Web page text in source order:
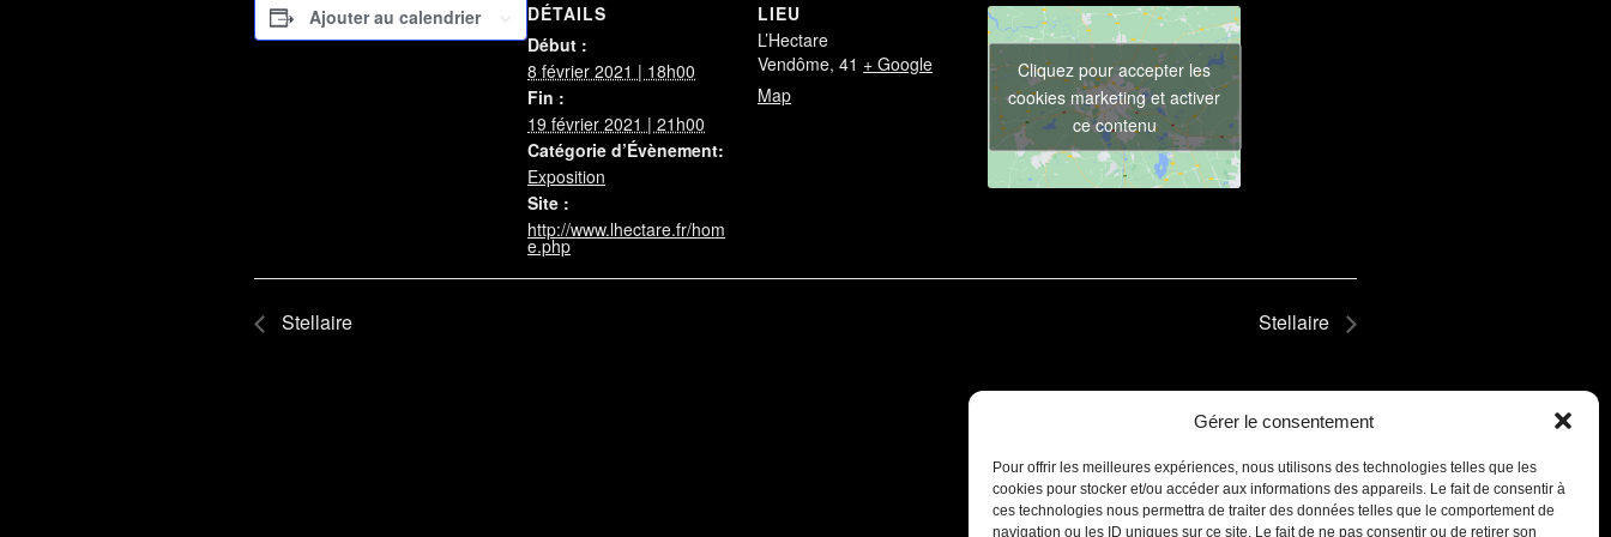
Gérer le consentement
Pour offrir les meilleures expériences, nous utilisons des technologies telles que les
cookies pour stocker et/ou accéder aux informations des appareils. Le fait de consentir à
ces technologies nous permettra de traiter des données telles que le comportement de
navigation ou les ID uniques sur ce site. Le fait de ne pas consentir ou de retirer son
Ajouter au calendrier
DÉTAILS
Début :
8 février 2021 | 18h00
Fin :
19 février 2021 | 21h00
Catégorie d’Évènement:
Exposition
Site :
http://www.lhectare.fr/hom
e.php
LIEU
L’Hectare
Vendôme, 41 + Google
Map
Cliquez pour accepter les
cookies marketing et activer
ce contenu
Stellaire Stellaire